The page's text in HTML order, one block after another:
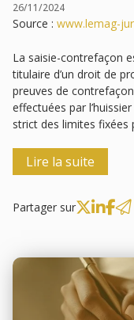
26/11/2024
Source : www.lemag-
La saisie-contrefaçon
titulaire d’un droit de
preuves de
effectuées par
strict des limites fixées
Lire la suite
Partager sur